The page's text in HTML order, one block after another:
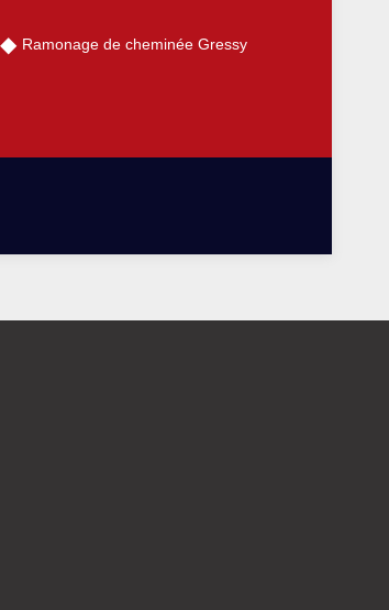
Ramonage de cheminée Gressy